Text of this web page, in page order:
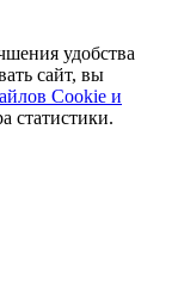
удобства
сайт, вы
Сookie и
статистики.